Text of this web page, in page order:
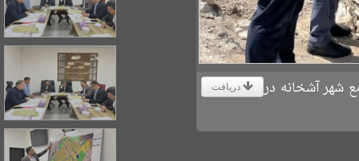
دریافت شهر آشخانه در